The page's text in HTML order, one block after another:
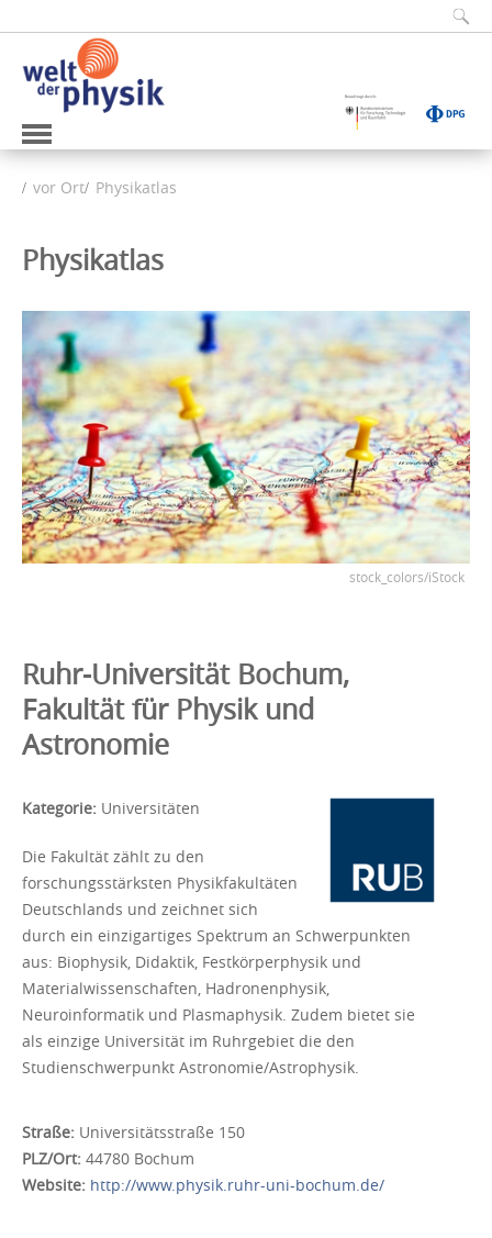
vor Ort Physikatlas
Physikatlas
stock_colors/iStock
Ruhr-Universität Bochum,
Fakultät für Physik und
Astronomie
Kategorie: Universitäten
Die Fakultät zählt zu den
forschungsstärksten Physikfakultäten
Deutschlands und zeichnet sich
durch ein einzigartiges Spektrum an Schwerpunkten
aus: Biophysik, Didaktik, Festkörperphysik und
Materialwissenschaften, Hadronenphysik,
Neuroinformatik und Plasmaphysik. Zudem bietet sie
als einzige Universität im Ruhrgebiet die den
Studienschwerpunkt Astronomie/Astrophysik.
Straße: Universitätsstraße 150
PLZ/Ort: 44780 Bochum
Website: http://www.physik.ruhr-uni-bochum.de/